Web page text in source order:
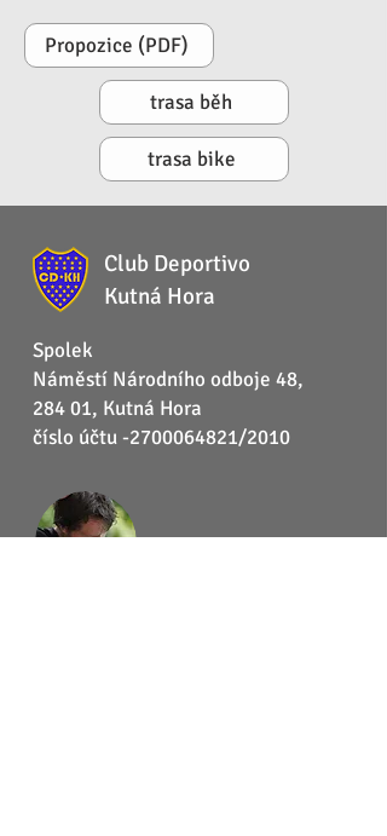
Propozice (PDF)
trasa běh
trasa bike
Club Deportivo
Kutná Hora
Spolek
Náměstí Národního odboje 48,
284 01, Kutná Hora
číslo účtu -2700064821/2010